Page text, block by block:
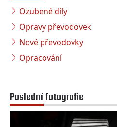
Ozubené díly
Opravy převodovek
Nové převodovky
Opracování
Poslední fotografie